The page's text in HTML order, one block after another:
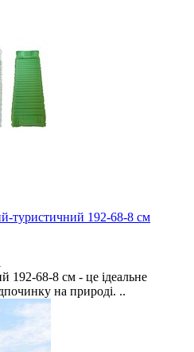
туристичний 192-68-8 см
192-68-8 см - це ідеальне
на природі. ..